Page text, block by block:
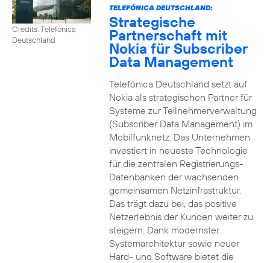
Credits: Telefónica
Deutschland
TELEFÓNICA DEUTSCHLAND:
Strategische
Partnerschaft mit
Nokia für Subscriber
Data Management
Telefónica Deutschland setzt auf
Nokia als strategischen Partner für
Systeme zur Teilnehmerverwaltung
(Subscriber Data Management) im
Mobilfunknetz. Das Unternehmen
investiert in neueste Technologie
für die zentralen Registrierungs-
Datenbanken der wachsenden
gemeinsamen Netzinfrastruktur.
Das trägt dazu bei, das positive
Netzerlebnis der Kunden weiter zu
steigern. Dank modernster
Systemarchitektur sowie neuer
Hard- und Software bietet die